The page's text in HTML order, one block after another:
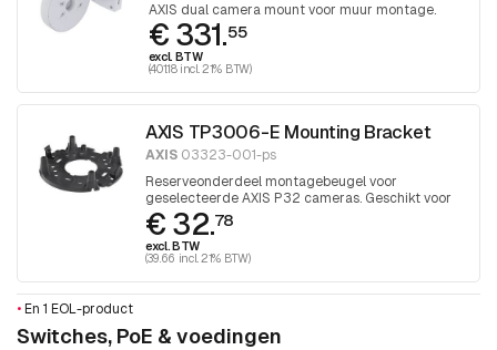
AXIS dual camera mount voor muur montage.
€ 331.55
excl. BTW
(401.18 incl. 21% BTW)
AXIS TP3006-E Mounting Bracket
AXIS 03323-001-ps
Reserveonderdeel montagebeugel voor
geselecteerde AXIS P32 cameras. Geschikt voor
het monteren van camera's boven inbouwdozen, 1
stuk
€ 32.78
excl. BTW
(39.66 incl. 21% BTW)
• En 1 EOL-product
Switches, PoE & voedingen